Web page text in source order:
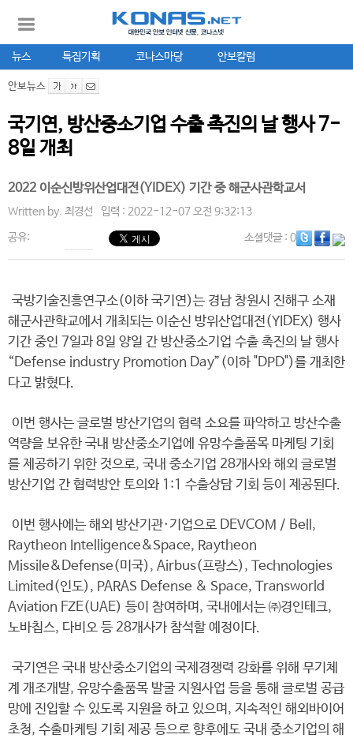
뉴스 특집기획 코나스마당 안보칼럼
안보뉴스
국기연, 방산중소기업 수출 촉진의 날 행사 7-
8일 개최
2022 이순신방위산업대전(YIDEX) 기간 중 해군사관학교서
Written by. 최경선 입력 : 2022-12-07 오전 9:32:13
공유: 소셜댓글: 0
국방기술진흥연구소(이하 국기연)는 경남 창원시 진해구 소재
해군사관학교에서 개최되는 이순신 방위산업대전(YIDEX) 행사
기간 중인 7일과 8일 양일 간 방산중소기업 수출 촉진의 날 행사
“Defense industry Promotion Day”(이하 "DPD")를 개최한
다고 밝혔다.
이번 행사는 글로벌 방산기업의 협력 소요를 파악하고 방산수출
역량을 보유한 국내 방산중소기업에 유망수출품목 마케팅 기회
를 제공하기 위한 것으로, 국내 중소기업 28개사와 해외 글로벌
방산기업 간 협력방안 토의와 1:1 수출상담 기회 등이 제공된다.
이번 행사에는 해외 방산기관·기업으로 DEVCOM / Bell,
Raytheon Intelligence&Space, Raytheon
Missile&Defense(미국), Airbus(프랑스), Technologies
Limited(인도), PARAS Defense & Space, Transworld
Aviation FZE(UAE) 등이 참여하며, 국내에서는 ㈜경인테크,
노바칩스, 다비오 등 28개사가 참석할 예정이다.
국기연은 국내 방산중소기업의 국제경쟁력 강화를 위해 무기체
계 개조개발, 유망수출품목 발굴 지원사업 등을 통해 글로벌 공급
망에 진입할 수 있도록 지원을 하고 있으며, 지속적인 해외바이어
초청, 수출마케팅 기회 제공 등으로 향후에도 국내 중소기업의 해